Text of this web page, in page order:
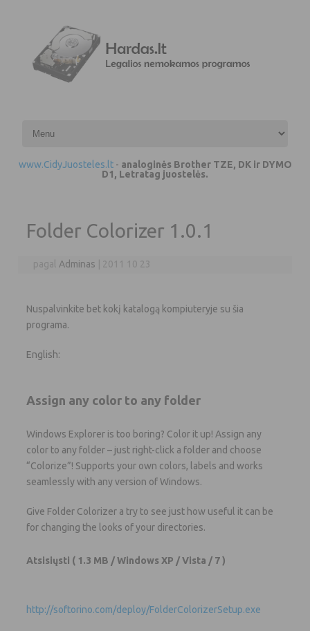
www.CidyJuosteles.lt- analoginės Brother TZE, DK ir DYMO
D1, Letratag juostelės.
Folder Colorizer 1.0.1
pagal Adminas 2011 10 23
Nuspalvinkite bet kokį katalogą kompiuteryje su šia
programa.
English:
Assign any color to any folder
Windows Explorer is too boring? Color it up! Assign any
color to any folder – just right-click a folder and choose
“Colorize”! Supports your own colors, labels and works
seamlessly with any version of Windows.
Give Folder Colorizer a try to see just how useful it can be
for changing the looks of your directories.
Atsisiųsti ( 1.3 MB / Windows XP / Vista / 7 )
http://softorino.com/deploy/FolderColorizerSetup.exe